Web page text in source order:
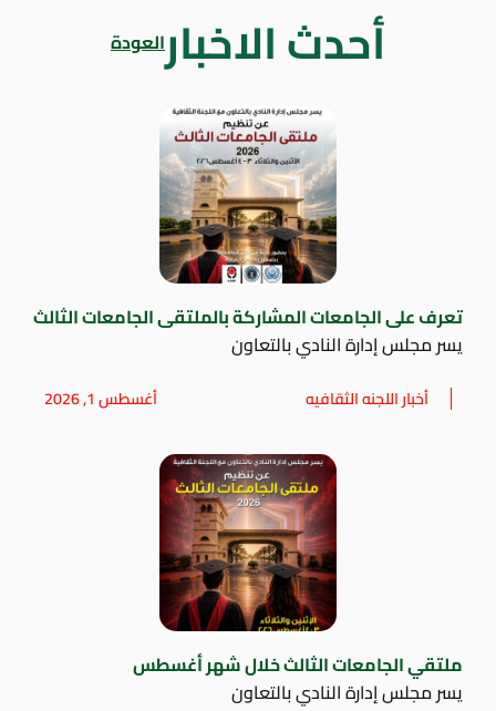
أحدث الاخبارالعودة
تعرف على الجامعات المشاركة بالملتقى الجامعات الثالث
يسر مجلس إدارة النادي بالتعاون
أخبار اللجنه الثقافيه أغسطس 1, 2026
ملتقي الجامعات الثالث خلال شهر أغسطس
يسر مجلس إدارة النادي بالتعاون